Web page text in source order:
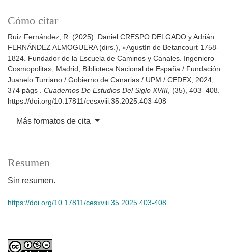
Cómo citar
Ruiz Fernández, R. (2025). Daniel CRESPO DELGADO y Adrián
FERNÁNDEZ ALMOGUERA (dirs.), «Agustín de Betancourt 1758-
1824. Fundador de la Escuela de Caminos y Canales. Ingeniero
Cosmopolita», Madrid, Biblioteca Nacional de España / Fundación
Juanelo Turriano / Gobierno de Canarias / UPM / CEDEX, 2024,
374 págs . Cuadernos De Estudios Del Siglo XVIII , (35), 403–408.
https://doi.org/10.17811/cesxviii.35.2025.403-408
Más formatos de cita
Resumen
Sin resumen.
https://doi.org/10.17811/cesxviii.35.2025.403-408